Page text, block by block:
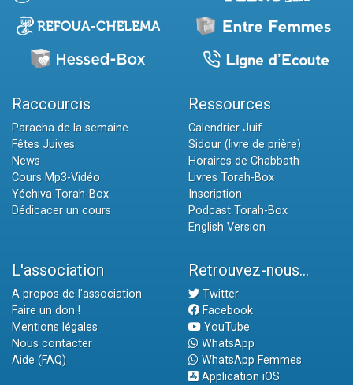
Raccourcis
Paracha de la semaine
Fêtes Juives
News
Cours Mp3-Vidéo
Yéchiva Torah-Box
Dédicacer un cours
Ressources
Calendrier Juif
Sidour (livre de prière)
Horaires de Chabbath
Livres Torah-Box
Inscription
Podcast Torah-Box
English Version
L'association
A propos de l'association
Faire un don !
Mentions légales
Nous contacter
Aide (FAQ)
Retrouvez-nous...
Twitter
Facebook
YouTube
WhatsApp
WhatsApp Femmes
Application iOS